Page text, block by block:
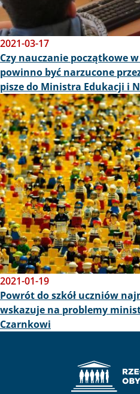
2021-03-17
Czy nauczanie początkowe
powinno być narzucone
pisze do Ministra Edukacji i
Obraz
2021-01-19
Powrót do szkół uczniów
wskazuje na problemy
Czarnkowi